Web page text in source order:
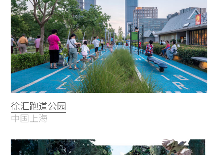
徐汇跑道公园
中国上海